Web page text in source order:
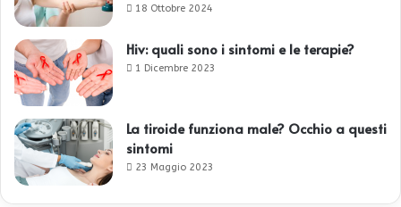
18 Ottobre 2024
Hiv: quali sono i sintomi e le terapie?
1 Dicembre 2023
La tiroide funziona male? Occhio a questi
sintomi
23 Maggio 2023